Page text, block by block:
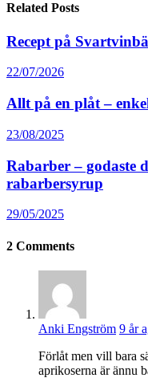
Related Posts
Recept på
22/07/2026
Allt på en plåt –
23/08/2025
Rabarber – godaste
rabarbersyrup
29/05/2025
2 Comments
Anki Engström 9 år
Förlåt men vill bara
aprikoserna är ännu